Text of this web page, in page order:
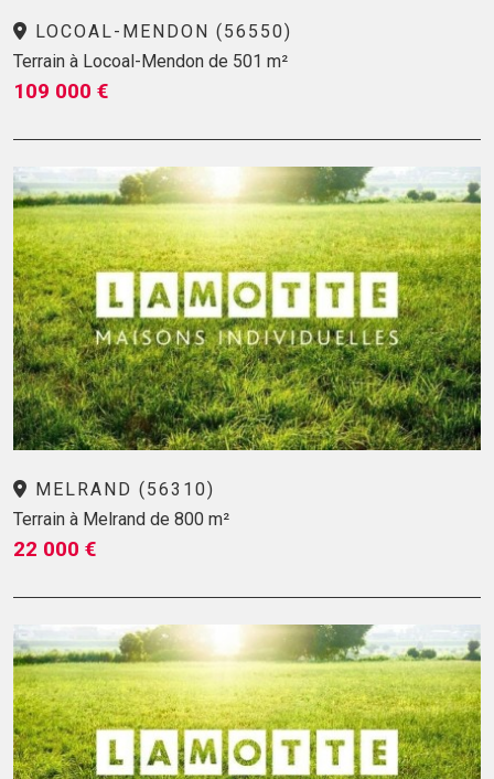
LOCOAL-MENDON (56550)
Terrain à Locoal-Mendon de 501 m²
109 000 €
MELRAND (56310)
Terrain à Melrand de 800 m²
22 000 €